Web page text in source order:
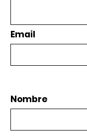
Email
Nombre